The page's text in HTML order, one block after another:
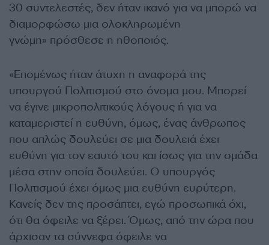
30 συντελεστές, δεν ήταν ικανό για να μπορώ να
διαμορφώσω μια ολοκληρωμένη
γνώμη» πρόσθεσε η ηθοποιός.
«Επομένως ήταν άτυχη η αναφορά της
υπουργού Πολιτισμού στο όνομα μου. Μπορεί
να έγινε μικροπολιτικούς λόγους ή για να
καταμεριστεί η ευθύνη, όμως, ένας άνθρωπος
που απλώς δουλεύει σε μια δουλειά έχει
ευθύνη για τον εαυτό του και ίσως για την ομάδα
μέσα στην οποία δουλεύει. Ο υπουργός
Πολιτισμού έχει όμως μια ευθύνη ευρύτερη.
Κανείς δεν της προσάπτει, εγώ προσωπικά όχι,
ότι θα όφειλε να ξέρει. Όμως, από την ώρα που
άρχισαν τα σύννεφα όφειλε να